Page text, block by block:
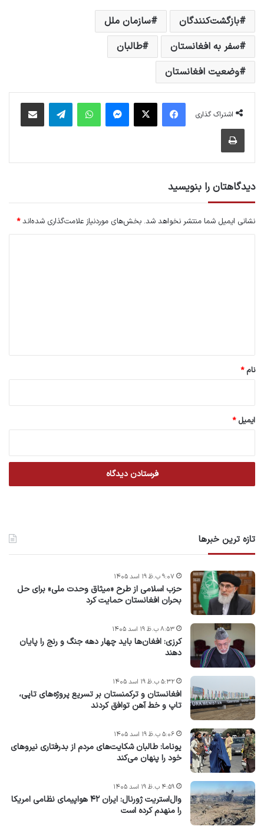
بازگشت‌کنندگان
سازمان ملل
سفر به افغانستان
طالبان
وضعیت افغانستان
اشتراک گذاری
فیس بوک X پیام رسان واتس آپ تلگرام اشتراک گذاری از طریق ایمیل
چاپ
دیدگاهتان را بنویسید
نشانی ایمیل شما منتشر نخواهد شد. بخش‌های موردنیاز علامت‌گذاری شده‌اند*
نام*
ایمیل*
تازه ترین خبرها
حزب اسلامی از طرح «میثاق وحدت ملی» برای حل
بحران افغانستان حمایت کرد
۹:۰۷ ب.ظ ۱۹ اسد ۱۴۰۵
کرزی: افغان‌ها باید چهار دهه جنگ و رنج را پایان
دهند
۸:۵۳ ب.ظ ۱۹ اسد ۱۴۰۵
افغانستان و ترکمنستان بر تسریع پروژه‌های تاپی،
تاپ و خط آهن توافق کردند
۵:۳۲ ب.ظ ۱۹ اسد ۱۴۰۵
یوناما: طالبان شکایت‌های مردم از بدرفتاری نیروهای
خود را پنهان می‌کند
۵:۰۶ ب.ظ ۱۹ اسد ۱۴۰۵
وال‌استریت ژورنال: ایران ۴۲ هواپیمای نظامی امریکا
را منهدم کرده است
۴:۵۹ ب.ظ ۱۹ اسد ۱۴۰۵